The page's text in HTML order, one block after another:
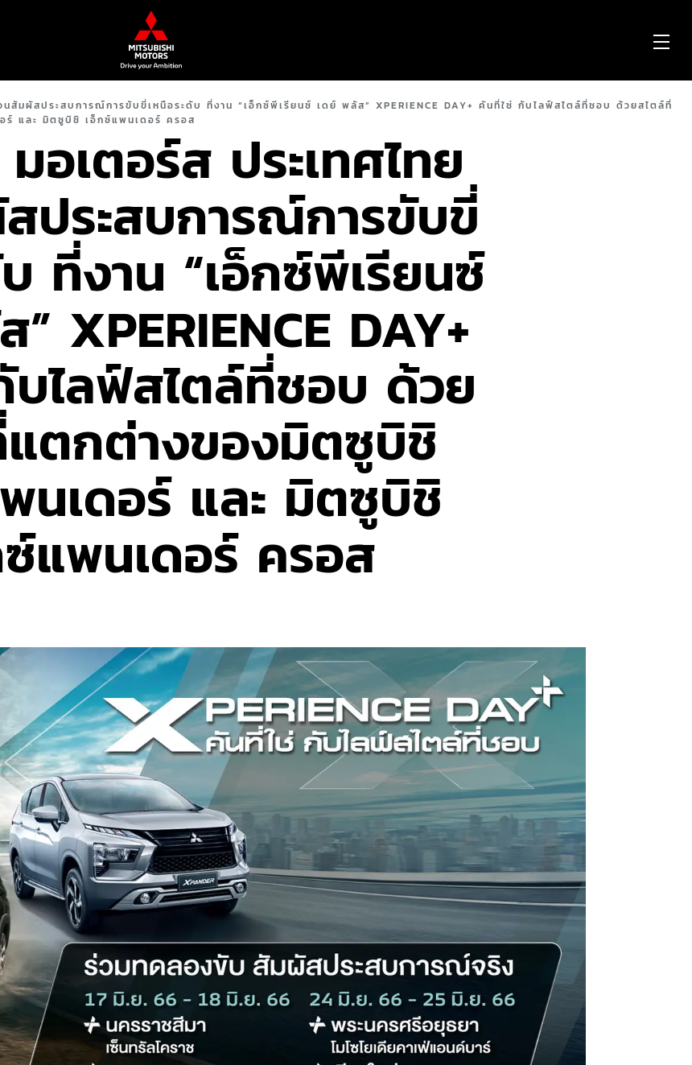
สัมผัสประสบการณ์การขับขี่เหนือระดับ ที่งาน “เอ็กซ์พีเรียนซ์ เดย์ พลัส” XPERIENCE DAY+ คันที่ใช่ กับไลฟ์สไตล์ที่ชอบ ด้วยสไตล์ที่
ร์ และ มิตซูบิชิ เอ็กซ์แพนเดอร์ ครอส
อเตอร์ส ประเทศไทย
ประสบการณ์การขับขี่
ที่งาน “เอ็กซ์พีเรียนซ์
XPERIENCE DAY+
บไลฟ์สไตล์ที่ชอบ ด้วย
ตกต่างของมิตซูบิชิ
นเดอร์ และ มิตซูบิชิ
แพนเดอร์ ครอส